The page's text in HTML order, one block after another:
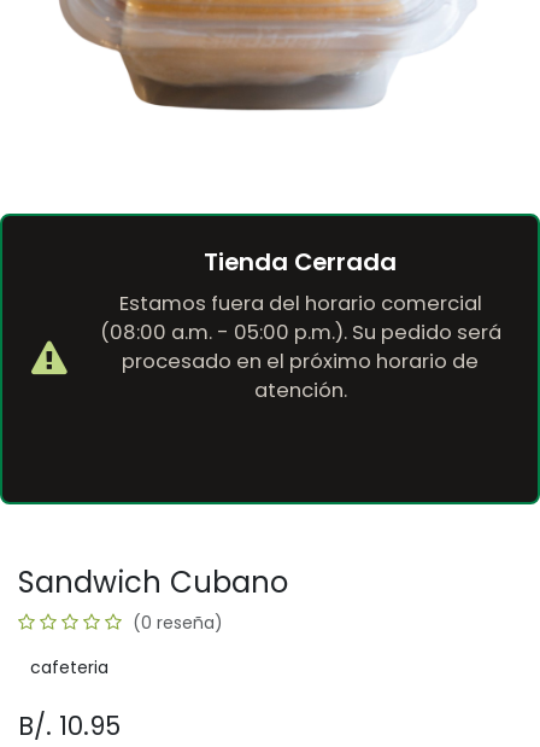
Tienda Cerrada
Estamos fuera del horario comercial
(08:00 a.m. - 05:00 p.m.). Su pedido será
procesado en el próximo horario de
atención.
Sandwich Cubano
(0 reseña)
cafeteria
B/. 10.95